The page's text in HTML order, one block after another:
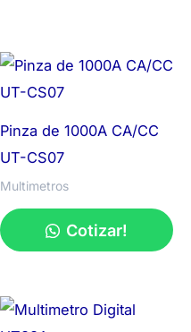
Pinza de 1000A CA/CC
UT-CS07
Multimetros
Cotizar!